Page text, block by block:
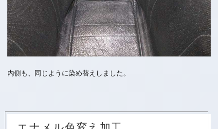
内側も、同じように染め替えしました。